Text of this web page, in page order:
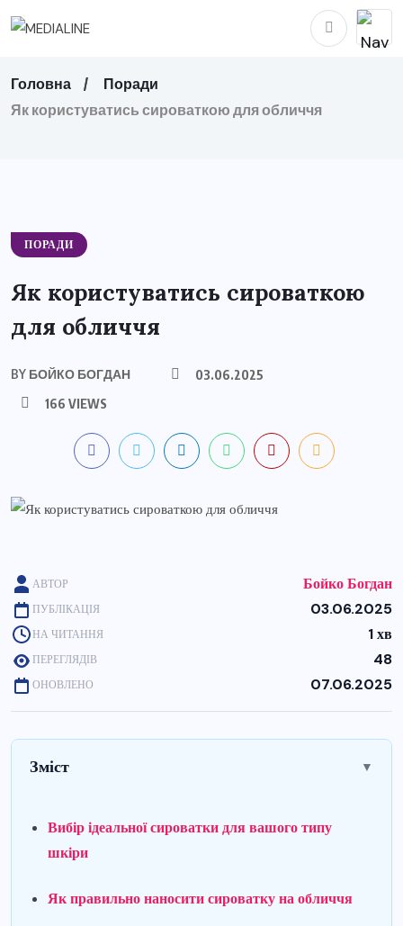
Головна
Поради
Як користуватись сироваткою для обличчя
ПОРАДИ
Як користуватись сироваткою
для обличчя
BY БОЙКО БОГДАН
03.06.2025
166 VIEWS
АВТОР Бойко Богдан
ПУБЛІКАЦІЯ 03.06.2025
НА ЧИТАННЯ 1 хв
ПЕРЕГЛЯДІВ 48
ОНОВЛЕНО 07.06.2025
Зміст ▼
Вибір ідеальної сироватки для вашого типу
шкіри
Як правильно наносити сироватку на обличчя